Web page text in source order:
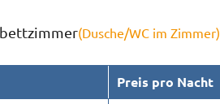
(Dusche/WC im Zimmer)
Preis pro Nacht